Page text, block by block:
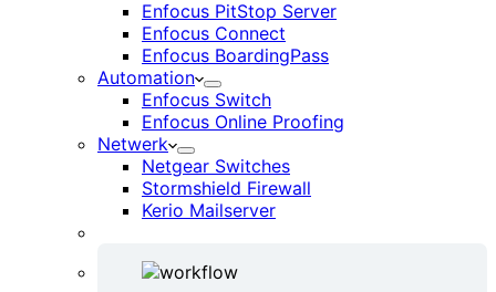
Enfocus PitStop Server
Enfocus Connect
Enfocus BoardingPass
Automation
Enfocus Switch
Enfocus Online Proofing
Netwerk
Netgear Switches
Stormshield Firewall
Kerio Mailserver